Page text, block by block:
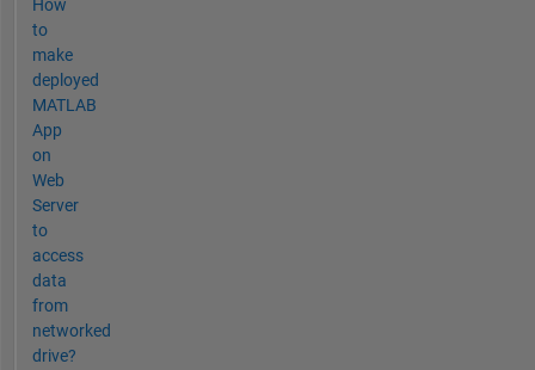
How
to
make
deployed
MATLAB
App
on
Web
Server
to
access
data
from
networked
drive?